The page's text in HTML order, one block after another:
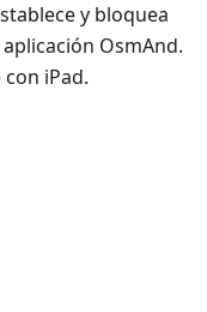
y bloquea
OsmAnd.
iPad.